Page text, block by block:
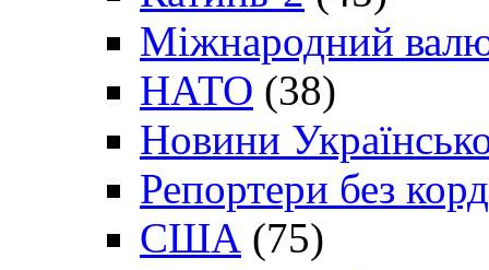
Міжнародний
НАТО (38)
Новини
Репортери без
США (75)